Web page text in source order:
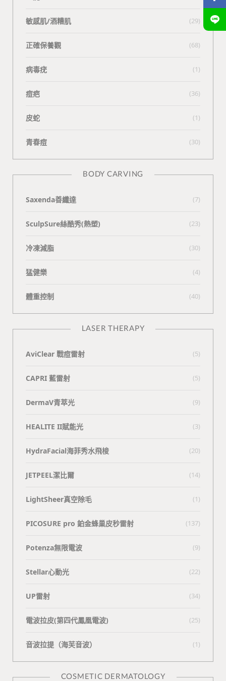
敏感肌/酒糟肌 (29)
正確保養觀 (68)
病毒疣 (1)
痘疤 (36)
皮蛇 (1)
青春痘 (30)
BODY CARVING
Saxenda善纖達 (7)
SculpSure絲酷秀(熱塑) (23)
冷凍減脂 (30)
猛健樂 (4)
體重控制 (40)
LASER THERAPY
AviClear 戰痘雷射 (5)
CAPRI 藍雷射 (5)
DermaV青萃光 (9)
HEALITE II賦能光 (3)
HydraFacial海菲秀水飛梭 (20)
JETPEEL潔比爾 (14)
LightSheer真空除毛 (1)
PICOSURE pro 鉑金蜂巢皮秒雷射 (137)
Potenza無限電波 (9)
Stellar心動光 (22)
UP雷射 (34)
電波拉皮(第四代鳳凰電波) (25)
⾳波拉提（海芙⾳波） (1)
COSMETIC DERMATOLOGY